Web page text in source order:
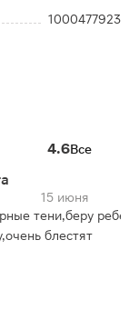
1000477923
4.6Все
15 июня
тени,беру
блестят